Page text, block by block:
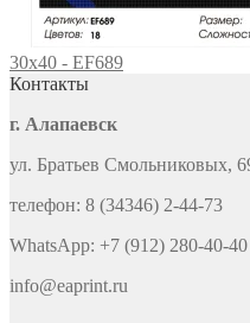
30x40 - EF689
Контакты
г. Алапаевск
ул. Братьев Смольниковых,
телефон: 8 (34346) 2-44-73
WhatsApp: +7 (912) 280-40-40
info@eaprint.ru